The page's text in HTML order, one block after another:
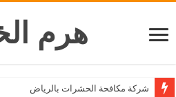
هرم
شركة مكافحة الحشرات بالرياض
شركة تنظيف المكيفات بالرياض